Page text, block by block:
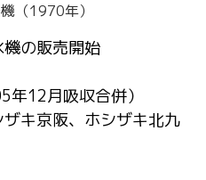
（1970年）​
の販売開始
12月吸収合併）
キ京阪、ホシザキ北九